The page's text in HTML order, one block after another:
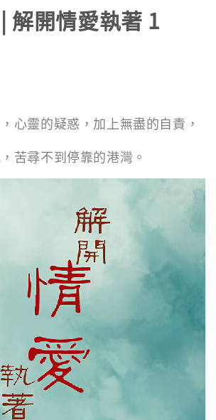
解開情愛執著 1
心靈的疑惑，加上無盡的自責，
苦尋不到停靠的港灣。